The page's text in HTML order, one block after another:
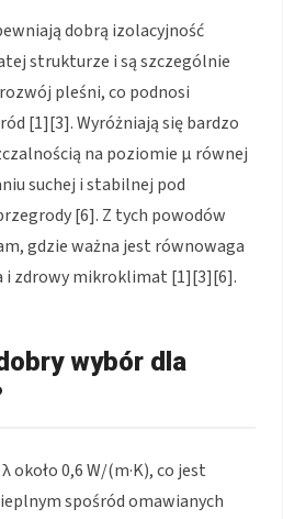
dobrą izolacyjność
strukturze i są szczególnie
pleśni, co podnosi
[1][3]. Wyróżniają się bardzo
na poziomie μ równej
suchej i stabilnej pod
[6]. Z tych powodów
gdzie ważna jest równowaga
zdrowy mikroklimat [1][3][6].
wybór dla
0,6 W/(m·K), co jest
spośród omawianych